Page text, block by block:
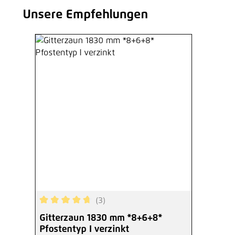
Produktgalerie überspringen
Unsere Empfehlungen
Durchschnittliche Bewertung von 4.67 von 5
(3)
Gitterzaun 1830 mm *8+6+8*
Pfostentyp I verzinkt